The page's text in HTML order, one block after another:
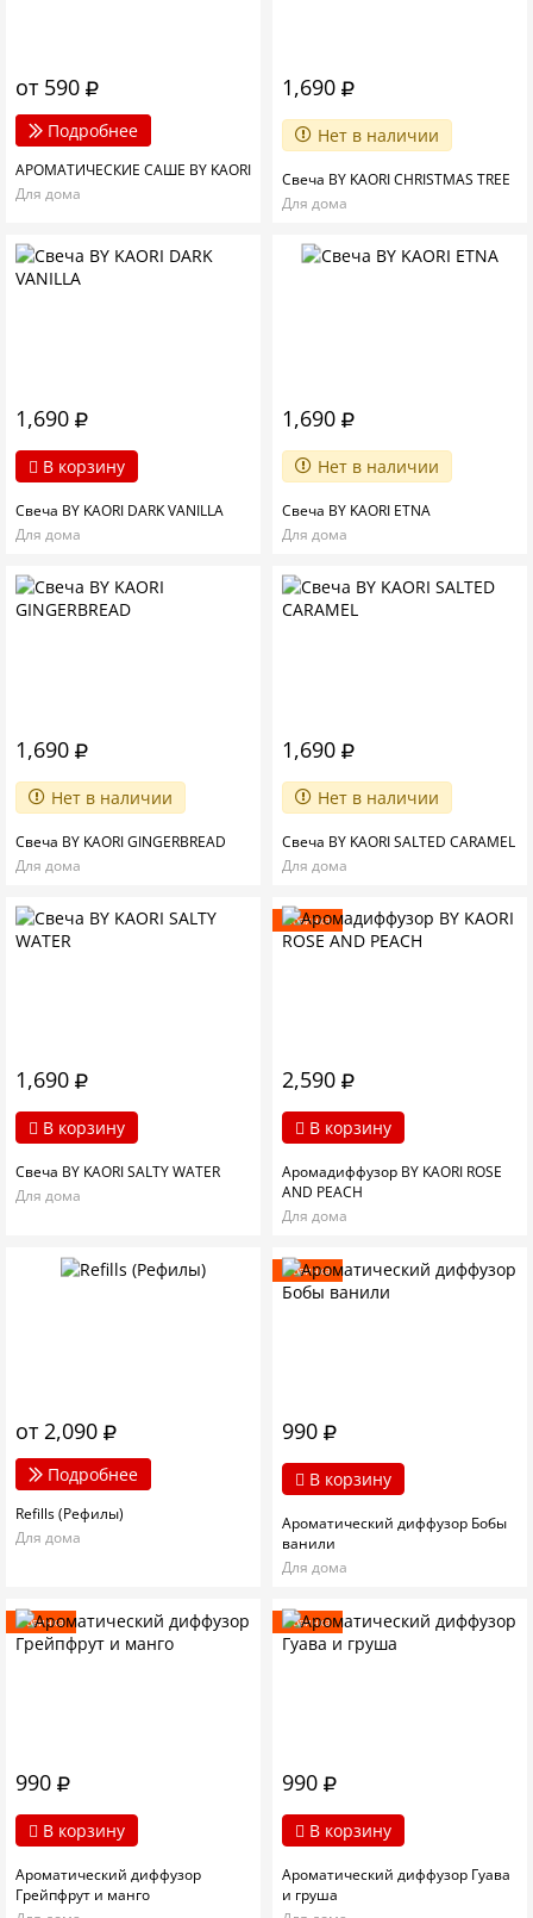
от 590
Подробнее
АРОМАТИЧЕСКИЕ САШЕ BY KAORI
Для дома
1,690
Нет в наличии
Свеча BY KAORI CHRISTMAS TREE
Для дома
1,690
В корзину
Свеча BY KAORI DARK VANILLA
Для дома
1,690
Нет в наличии
Свеча BY KAORI ETNA
Для дома
1,690
Нет в наличии
Свеча BY KAORI GINGERBREAD
Для дома
1,690
Нет в наличии
Свеча BY KAORI SALTED CARAMEL
Для дома
1,690
В корзину
Свеча BY KAORI SALTY WATER
Для дома
Новинка
2,590
В корзину
Аромадиффузор BY KAORI ROSE
AND PEACH
Для дома
от 2,090
Подробнее
Refills (Рефилы)
Для дома
Новинка
990
В корзину
Ароматический диффузор Бобы
ванили
Для дома
Новинка
990
В корзину
Ароматический диффузор
Грейпфрут и манго
Новинка
990
В корзину
Ароматический диффузор Гуава
и груша